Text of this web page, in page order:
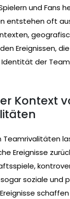
und Fans
entstehen oft
Ereignissen,
Identität der
Kontext
Teamrivalitäten
Ereignisse
soziale und